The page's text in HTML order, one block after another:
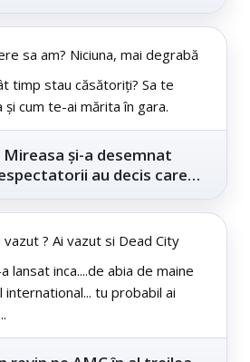
sa am? Niciuna, mai degrabă
timp stau căsătoriți? Sa te
cum te-ai mărita în gara.
Mireasa și-a desemnat
au decis care
vazut ? Ai vazut si Dead City
lansat inca....de abia de maine
international... tu probabil ai